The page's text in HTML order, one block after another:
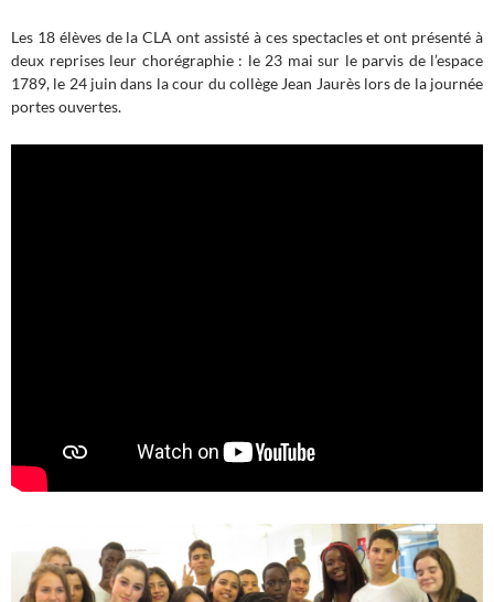
Les 18 élèves de la CLA ont assisté à ces spectacles et ont présenté à
deux reprises leur chorégraphie : le 23 mai sur le parvis de l’espace
1789, le 24 juin dans la cour du collège Jean Jaurès lors de la journée
portes ouvertes.